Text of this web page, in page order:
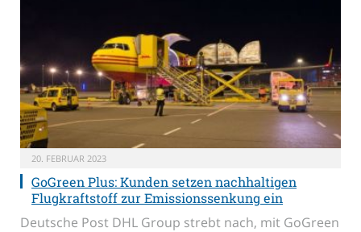
20. FEBRUAR 2023
GoGreen Plus: Kunden setzen nachhaltigen
Flugkraftstoff zur Emissionssenkung ein
Deutsche Post DHL Group strebt nach, mit GoGreen